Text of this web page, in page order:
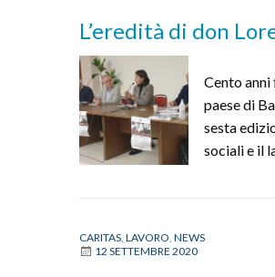
L’eredità di don
Cento anni
paese di
sesta
sociali e il
CARITAS LAVORO NEWS
12 SETTEMBRE 2020